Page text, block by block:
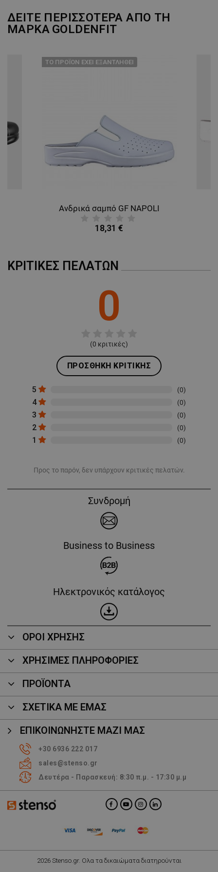
ΔΕΙΤΕ ΠΕΡΙΣΣΟΤΕΡΑ ΑΠΟ ΤΗ
ΜΑΡΚΑ GOLDENFIT
ТΟ ΠΡΟΪΌΝ ΈΧΕΙ ΕΞΑΝΤΛΗΘΕΊ
Ανδρικά σαμπό GF NAPOLI
18,31 €
ΚΡΙΤΙΚΈΣ ΠΕΛΑΤΏΝ
0
(0 κριτικές)
ΠΡΟΣΘΉΚΗ ΚΡΙΤΙΚΉΣ
5 (0)
4 (0)
3 (0)
2 (0)
1 (0)
Προς το παρόν, δεν υπάρχουν κριτικές πελατών.
Συνδρομή
Business to Business
Ηλεκτρονικός κατάλογος
ΟΡΟΙ ΧΡΗΣΗΣ
ΧΡΗΣΙΜΕΣ ΠΛΗΡΟΦΟΡΙΕΣ
ΠΡΟΪΌΝΤΑ
ΣΧΕΤΙΚΑ ΜΕ ΕΜΑΣ
ΕΠΙΚΟΙΝΩΝΉΣΤΕ ΜΑΖΊ ΜΑΣ
+30 6936 222 017
sales@stenso.gr
Δευτέρα - Παρασκευή: 8:30 π.μ. - 17:30 μ.μ
2026 Stenso.gr. Ολα τα δικαιώματα διατηρούνται